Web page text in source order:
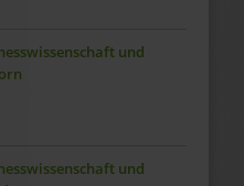
und
und